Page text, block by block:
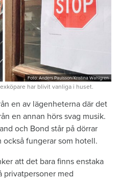
Foto: Anders Paulsson/Kristina Wahlgren
har blivit vanliga i huset.
en av lägenheterna där det
en annan hörs svag musik.
och Bond står på dörrar
fungerar som hotell.
att det bara finns enstaka
privatpersoner med